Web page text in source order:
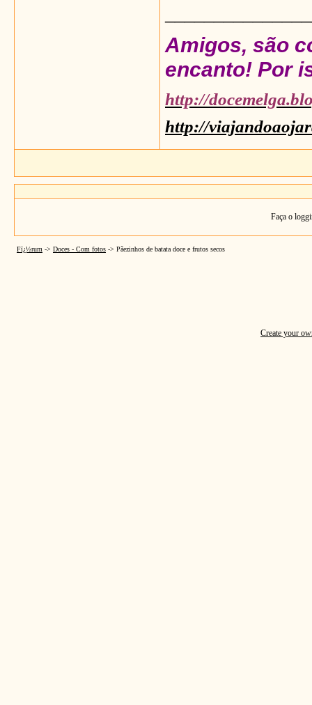
Amigos, são
encanto! Por
http://
http://
Faça o
Fï¿½rum -> Doces - Com fotos -> Pãezinhos de batata doce e frutos secos
Create your